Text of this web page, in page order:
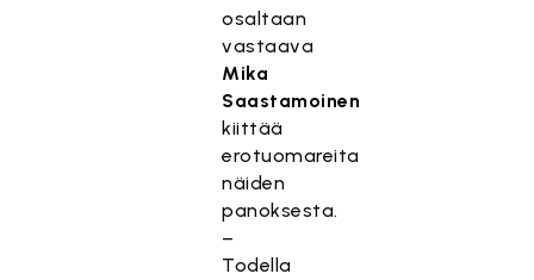
osaltaan
vastaava
Mika
Saastamoinen
kiittää
erotuomareita
näiden
panoksesta.
–
Todella